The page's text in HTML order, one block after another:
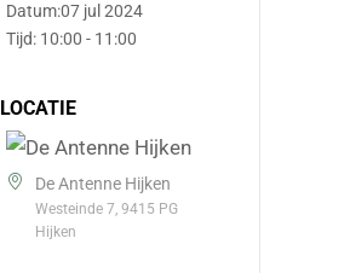
Datum:07 jul 2024
Tijd: 10:00 - 11:00
LOCATIE
De Antenne Hijken
Westeinde 7, 9415 PG
Hijken